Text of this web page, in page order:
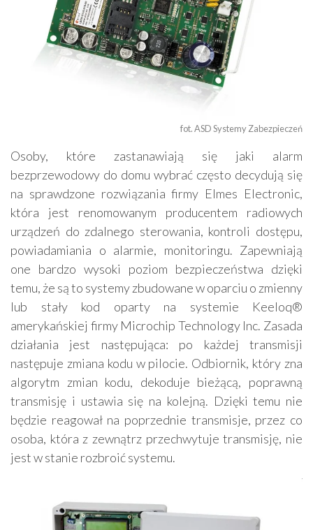
fot. ASD Systemy Zabezpieczeń
Osoby, które zastanawiają się jaki alarm
bezprzewodowy do domu wybrać często decydują się
na sprawdzone rozwiązania firmy Elmes Electronic,
która jest renomowanym producentem radiowych
urządzeń do zdalnego sterowania, kontroli dostępu,
powiadamiania o alarmie, monitoringu. Zapewniają
one bardzo wysoki poziom bezpieczeństwa dzięki
temu, że są to systemy zbudowane w oparciu o zmienny
lub stały kod oparty na systemie Keeloq®
amerykańskiej firmy Microchip Technology Inc. Zasada
działania jest następująca: po każdej transmisji
następuje zmiana kodu w pilocie. Odbiornik, który zna
algorytm zmian kodu, dekoduje bieżącą, poprawną
transmisję i ustawia się na kolejną. Dzięki temu nie
będzie reagował na poprzednie transmisje, przez co
osoba, która z zewnątrz przechwytuje transmisję, nie
jest w stanie rozbroić systemu.